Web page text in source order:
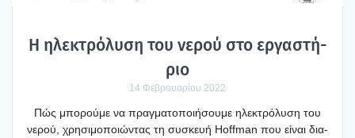
Η ηλε­κτρό­λυ­ση του νερού στο εργα­στή­
ριο
14 Φεβρουαρίου 2022
Πώς μπο­ρού­με να πραγ­μα­το­ποι­ή­σου­με ηλε­κτρό­λυ­ση του
νερού, χρη­σι­μο­ποιώ­ντας τη συσκευή Hoffman που είναι δια­